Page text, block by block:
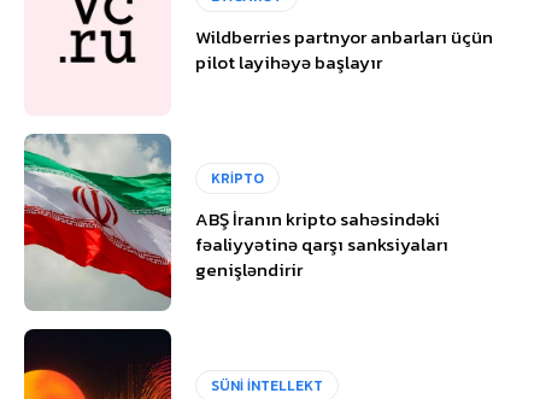
Wildberries partnyor anbarları üçün
pilot layihəyə başlayır
KRİPTO
ABŞ İranın kripto sahəsindəki
fəaliyyətinə qarşı sanksiyaları
genişləndirir
SÜNİ İNTELLEKT